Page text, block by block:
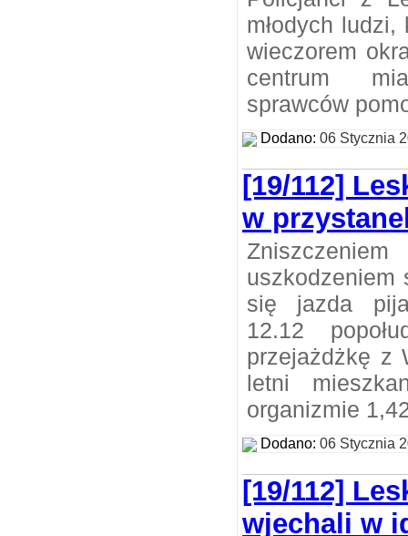
młodych
wieczorem
centrum
sprawców
Dodano: 06 Stycznia
[19/112]
w
uszkodzeniem
się jazda
12.12
przejażdżkę z
letni
organizmie
Dodano: 06 Stycznia
[19/112]
wjechali w